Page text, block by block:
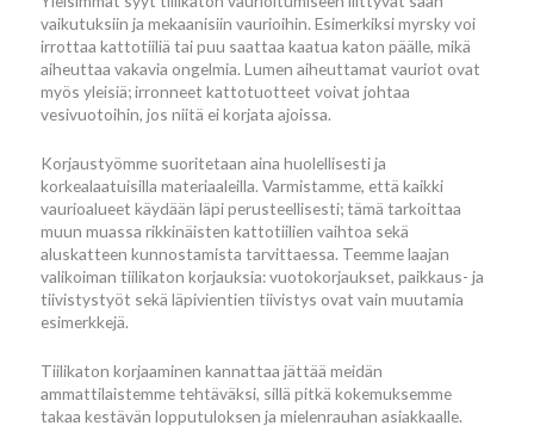
vaikutuksiin ja mekaanisiin vaurioihin. Esimerkiksi myrsky voi
irrottaa kattotiiliä tai puu saattaa kaatua katon päälle, mikä
aiheuttaa vakavia ongelmia. Lumen aiheuttamat vauriot ovat
myös yleisiä; irronneet kattotuotteet voivat johtaa
vesivuotoihin, jos niitä ei korjata ajoissa.
Korjaustyömme suoritetaan aina huolellisesti ja
korkealaatuisilla materiaaleilla. Varmistamme, että kaikki
vaurioalueet käydään läpi perusteellisesti; tämä tarkoittaa
muun muassa rikkinäisten kattotiilien vaihtoa sekä
aluskatteen kunnostamista tarvittaessa. Teemme laajan
valikoiman tiilikaton korjauksia: vuotokorjaukset, paikkaus- ja
tiivistystyöt sekä läpivientien tiivistys ovat vain muutamia
esimerkkejä.
Tiilikaton korjaaminen kannattaa jättää meidän
ammattilaistemme tehtäväksi, sillä pitkä kokemuksemme
takaa kestävän lopputuloksen ja mielenrauhan asiakkaalle.